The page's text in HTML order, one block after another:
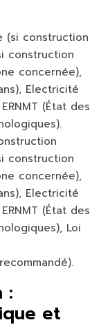
(si construction
construction
concernée),
Electricité
(État des
construction
concernée),
Electricité
(État des
Loi
:
et